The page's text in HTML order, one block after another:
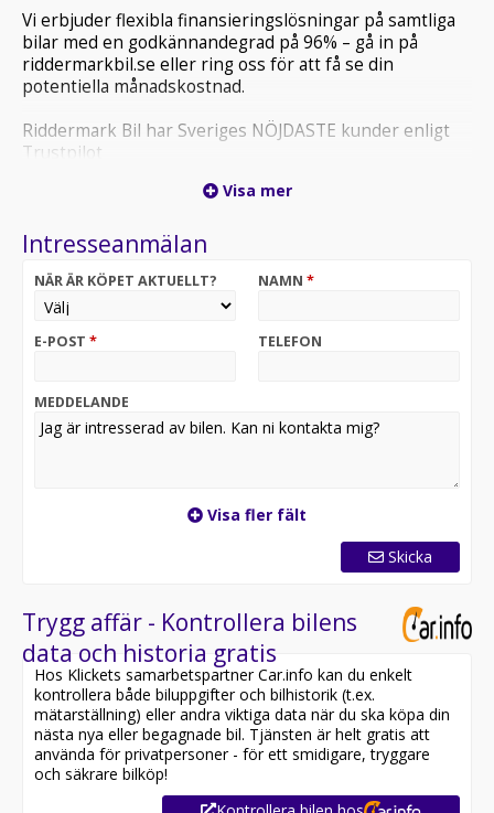
Vi erbjuder flexibla finansieringslösningar på samtliga
bilar med en godkännandegrad på 96% – gå in på
riddermarkbil.se eller ring oss för att få se din
potentiella månadskostnad.
Riddermark Bil har Sveriges NÖJDASTE kunder enligt
Trustpilot
hemleverans i hela Sverige!*
*OBS: Vänligen ring oss innan ditt besök för att
placerad på en annan anläggning eller reserverad*
- Leasbar / MOMS
- Dragkrok
- Backkamera
- Apple CarPlay, Android auto
Övrig information om bilen:
Servicehistorik:
2025-02-14 - 3954 mil
Besök
för att:
• Se närbilder och film på bilen
• Reservera bilen direkt online
• Få mer info om utrustning och tillval
Visa mer
Intresseanmälan
NÄR ÄR KÖPET AKTUELLT? NAMN *
E-POST * TELEFON
MEDDELANDE
Visa fler fält
Skicka
Trygg affär - Kontrollera bilens
data och historia gratis
Hos Klickets samarbetspartner Car.info kan du enkelt
kontrollera både biluppgifter och bilhistorik (t.ex.
mätarställning) eller andra viktiga data när du ska köpa din
nästa nya eller begagnade bil. Tjänsten är helt gratis att
använda för privatpersoner - för ett smidigare, tryggare
och säkrare bilköp!